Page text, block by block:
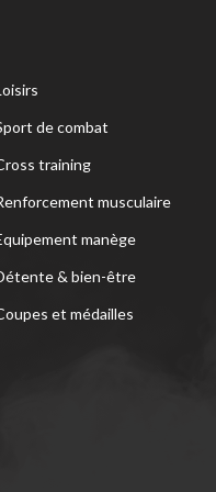
de combat
training
musculaire
manège
& bien-être
et médailles